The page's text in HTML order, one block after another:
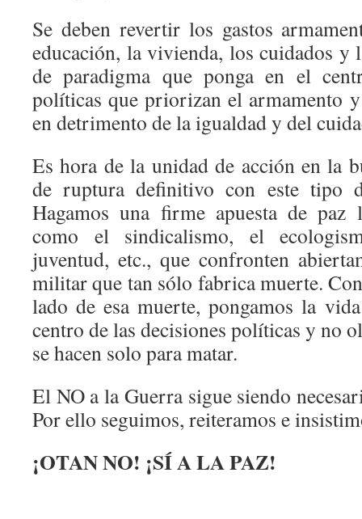
Se deben revertir los gastos
educación, la vivienda, los cuidados y
de paradigma que ponga en el
políticas que priorizan el armamento
en detrimento de la igualdad y del
Es hora de la unidad de acción en la
de ruptura definitivo con este tipo
Hagamos una firme apuesta de paz
como el sindicalismo, el
juventud, etc., que confronten
militar que tan sólo fabrica muerte.
lado de esa muerte, pongamos la
centro de las decisiones políticas y no
se hacen solo para matar.
El NO a la Guerra sigue siendo
Por ello seguimos, reiteramos e
¡OTAN NO! ¡SÍ A LA PAZ!